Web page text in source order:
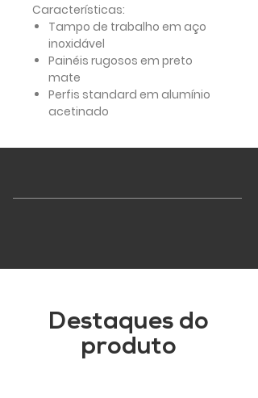
Características:
Tampo de trabalho em aço
inoxidável
Painéis rugosos em preto
mate
Perfis standard em alumínio
acetinado
Destaques do
produto